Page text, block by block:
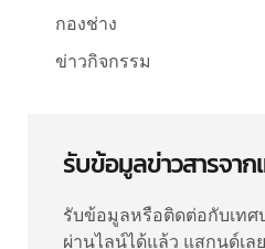
กองช่าง
ข่าวกิจกรรม
รับข้อมูลข่าวสารจาก
รับข้อมูลหรือติดต่อกับเท
ผ่านไลน์ได้แล้ว แสกนด์เลย